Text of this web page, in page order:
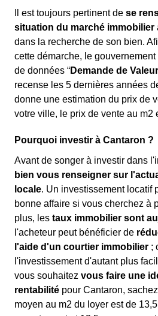
Il est toujours pertinent de se
situation du marché immobilier
dans la recherche de son bien.
cette démarche, le
de données “Demande de
recense les 5 dernières années
donne une estimation du prix de
votre ville, le prix de vente au m2
Pourquoi investir à Cantaron ?
Avant de songer à investir dans
bien vous renseigner sur
locale. Un investissement locatif
bonne affaire si vous cherchez à
plus, les taux immobilier sont
l'acheteur peut bénéficier de
l'aide d'un courtier immobilier ;
l'investissement d'autant plus
vous souhaitez vous faire une
rentabilité pour Cantaron,
moyen au m2 du loyer est de